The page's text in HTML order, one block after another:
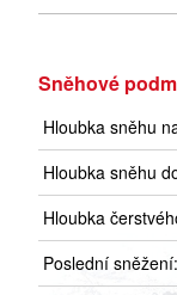
Sněhové
Hloubka sněhu
Hloubka sněhu
Hloubka
Poslední sněžení: